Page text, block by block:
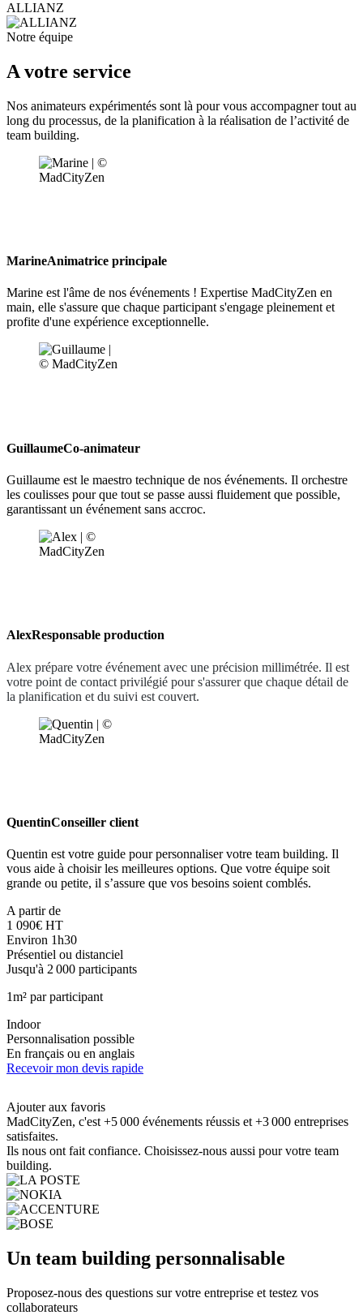
ALLIANZ
Notre équipe
A votre service
Nos animateurs expérimentés sont là pour vous accompagner tout au
long du processus, de la planification à la réalisation de l’activité de
team building.
MarineAnimatrice principale
Marine est l'âme de nos événements ! Expertise MadCityZen en
main, elle s'assure que chaque participant s'engage pleinement et
profite d'une expérience exceptionnelle.
GuillaumeCo-animateur
Guillaume est le maestro technique de nos événements. Il orchestre
les coulisses pour que tout se passe aussi fluidement que possible,
garantissant un événement sans accroc.
AlexResponsable production
Alex prépare votre événement avec une précision millimétrée. Il est
votre point de contact privilégié pour s'assurer que chaque détail de
la planification et du suivi est couvert.
QuentinConseiller client
Quentin est votre guide pour personnaliser votre team building. Il
vous aide à choisir les meilleures options. Que votre équipe soit
grande ou petite, il s’assure que vos besoins soient comblés.
A partir de
1 090€ HT
Environ 1h30
Présentiel ou distanciel
Jusqu'à 2 000 participants
1m² par participant
Indoor
Personnalisation possible
En français ou en anglais
Recevoir mon devis rapide
Ajouter aux favoris
MadCityZen, c'est +5 000 événements réussis et +3 000 entreprises
satisfaites.
Ils nous ont fait confiance. Choisissez-nous aussi pour votre team
building.
Un team building personnalisable
Proposez-nous des questions sur votre entreprise et testez vos
collaborateurs